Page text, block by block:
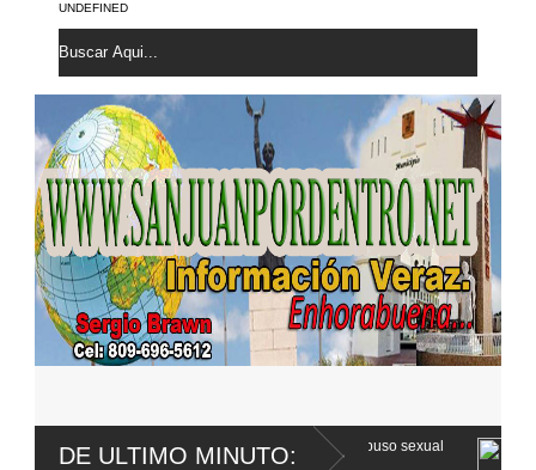
UNDEFINED
DE ULTIMO MINUTO:
Franco apela sentencia por abuso sexual
Poder Ejecutivo